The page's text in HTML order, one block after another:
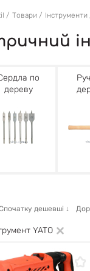
Товари Інструменти
по
дереву
дешевші ↓
YATO